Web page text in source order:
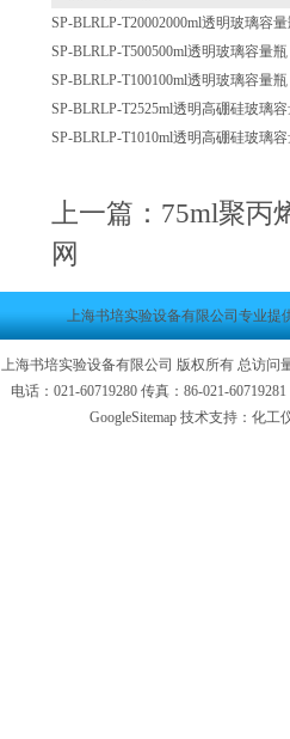
SP-BLRLP-T20002000ml透明玻璃容
SP-BLRLP-T500500ml透明玻璃容量
SP-BLRLP-T100100ml透明玻璃容量
SP-BLRLP-T2525ml透明高硼硅玻璃
SP-BLRLP-T1010ml透明高硼硅玻璃
上一篇： 75ml聚丙
网
上海书培实验设备有限公司专业提
上海书培实验设备有限公司 版权所有 总访问
电话：021-60719280 传真：86-021-
GoogleSitemap 技术支持：化工